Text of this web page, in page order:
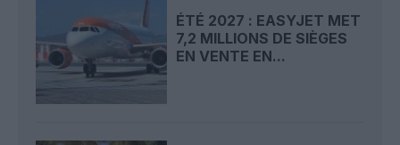
ÉTÉ 2027 : EASYJET MET
7,2 MILLIONS DE SIÈGES
EN VENTE EN...